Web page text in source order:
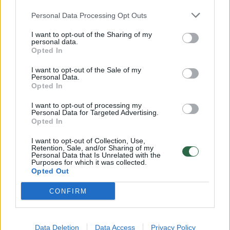
Personal Data Processing Opt Outs
I want to opt-out of the Sharing of my
personal data.
Opted In
I want to opt-out of the Sale of my
Personal Data.
Opted In
I want to opt-out of processing my
Personal Data for Targeted Advertising.
Opted In
I want to opt-out of Collection, Use,
Retention, Sale, and/or Sharing of my
Personal Data that Is Unrelated with the
Purposes for which it was collected.
Opted Out
CONFIRM
Data Deletion Data Access Privacy Policy
namuose, Klaipėdos universitetinėje
ligoninėje, Algimanto Bandzos socialinių
paslaugų namuose, Šiaulių moters ir vaiko
klinikoje, Marijampolės miesto ligoninėje,
Alytaus sutrikusio vystymosi kūdikių
Jonavos ligoninėje.
Tiesa, Marijampolės, Tauragės ir Jonavos
gyvybės langeliuose per visą dešimtmetį
nepaliktas nei vienas vaikas.
Susiję straipsniai